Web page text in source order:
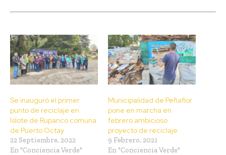
Se inauguró el primer
punto de reciclaje en
Islote de Rupanco comuna
de Puerto Octay
22 Septiembre, 2022
En "Conciencia Verde"
Municipalidad de Peñaflor
pone en marcha en
febrero ambicioso
proyecto de reciclaje
9 Febrero, 2021
En "Conciencia Verde"